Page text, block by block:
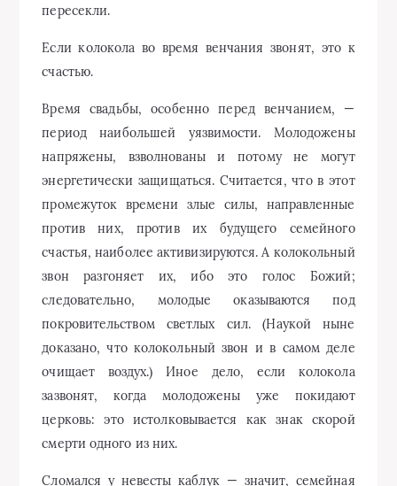
пересекли.
Если колокола во время венчания звонят, это к
счастью.
Время свадьбы, особенно перед венчанием, —
период наибольшей уязвимости. Молодожены
напряжены, взволнованы и потому не могут
энергетически защищаться. Считается, что в этот
промежуток времени злые силы, направленные
против них, против их будущего семейного
счастья, наиболее активизируются. А колокольный
звон разгоняет их, ибо это голос Божий;
следовательно, молодые оказываются под
покровительством светлых сил. (Наукой ныне
доказано, что колокольный звон и в самом деле
очищает воздух.) Иное дело, если колокола
зазвонят, когда молодожены уже покидают
церковь: это истолковывается как знак скорой
смерти одного из них.
Сломался у невесты каблук — значит, семейная